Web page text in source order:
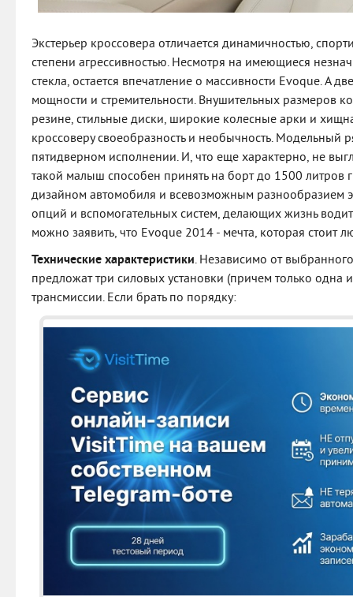
Экстерьер кроссовера отличается динамичностью,
степени агрессивностью. Несмотря на имеющиеся
стекла, остается впечатление о массивности Evoque. А
мощности и стремительности. Внушительных размеров
резине, стильные диски, широкие колесные арки и
кроссоверу своеобразность и необычность. Модельный
пятидверном исполнении. И, что еще характерно, не
такой малыш способен принять на борт до 1500 литров
дизайном автомобиля и всевозможным разнообразием
опций и вспомогательных систем, делающих жизнь
можно заявить, что Evoque 2014 - мечта, которая стоит
Технические характеристики. Независимо от
предложат три силовых установки (причем только одна
трансмиссии. Если брать по порядку: